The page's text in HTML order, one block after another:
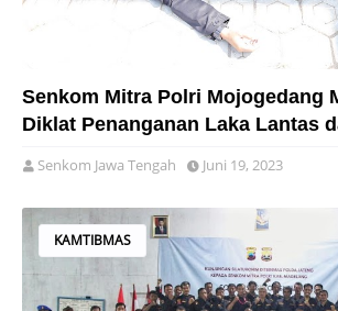
Senkom Mitra Polri Mojogedang
Diklat Penanganan Laka Lantas
Senkom Jawa Tengah Juni 19, 2023
KAMTIBMAS